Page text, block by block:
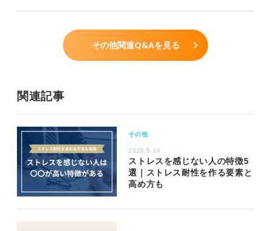
その他関連Q&Aを見る
関連記事
その他
2026.5.14
ストレスを感じない人の特徴5
選｜ストレス耐性を作る要素と
高め方も